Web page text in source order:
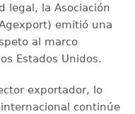
legal, la Asociación
emitió una
al marco
Estados Unidos.
exportador, lo
continúe